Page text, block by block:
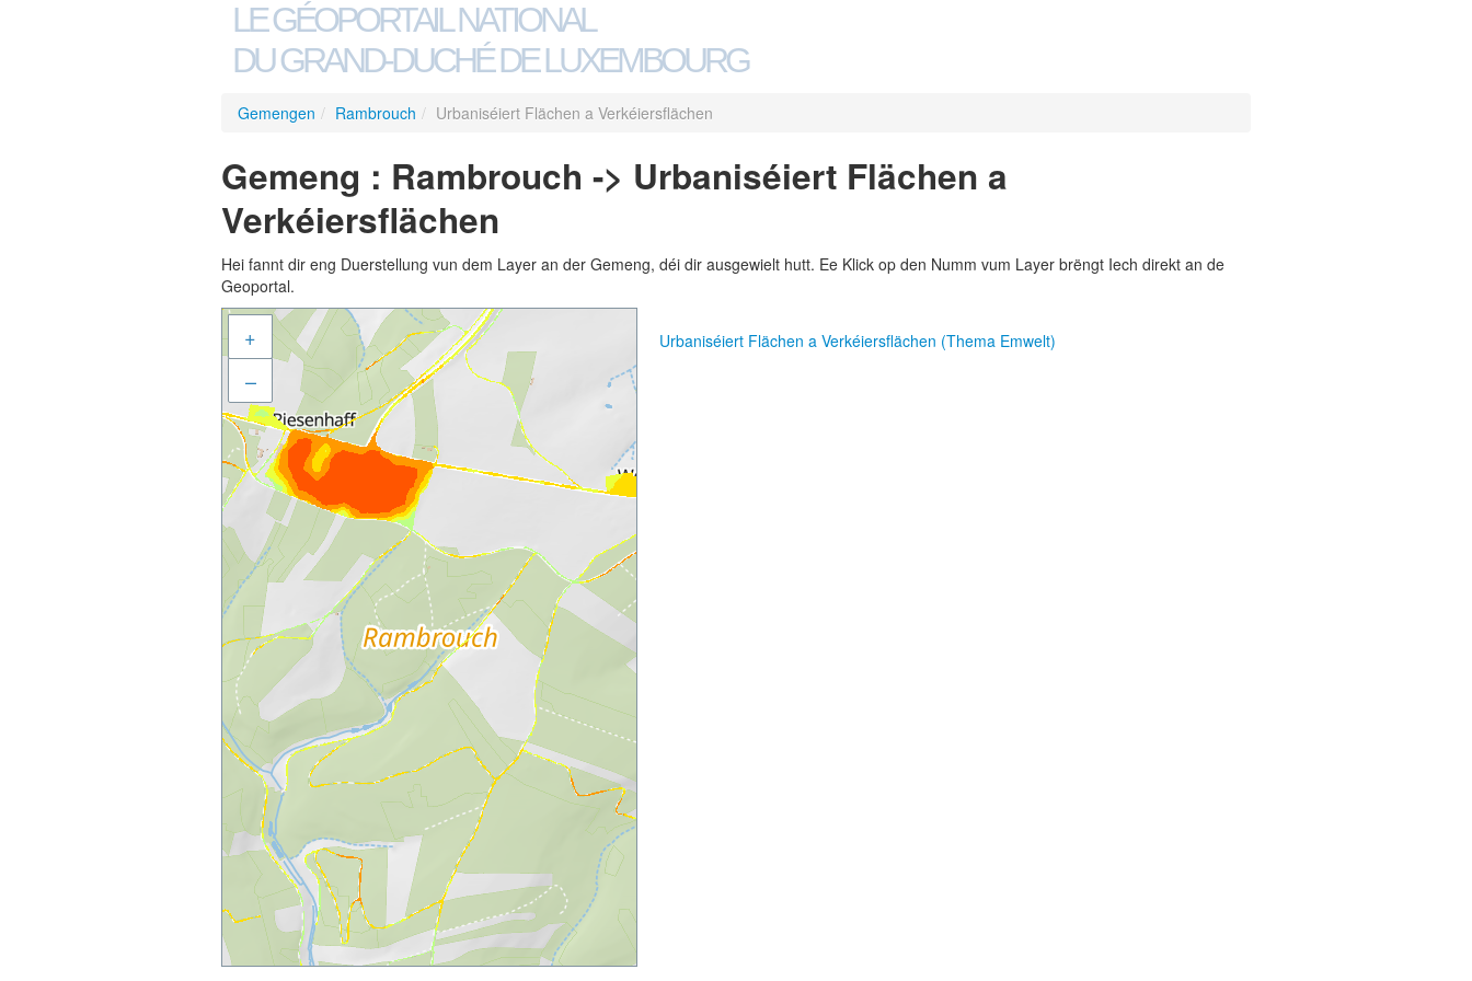
LE GÉOPORTAIL NATIONAL
DU GRAND-DUCHÉ DE LUXEMBOURG
Gemengen / Rambrouch / Urbaniséiert Flächen a Verkéiersflächen
Gemeng : Rambrouch -> Urbaniséiert Flächen a
Verkéiersflächen
Hei fannt dir eng Duerstellung vun dem Layer an der Gemeng, déi dir ausgewielt hutt. Ee Klick op den Numm vum Layer brëngt Iech direkt an de
Geoportal.
+
–
Urbaniséiert Flächen a Verkéiersflächen (Thema Emwelt)